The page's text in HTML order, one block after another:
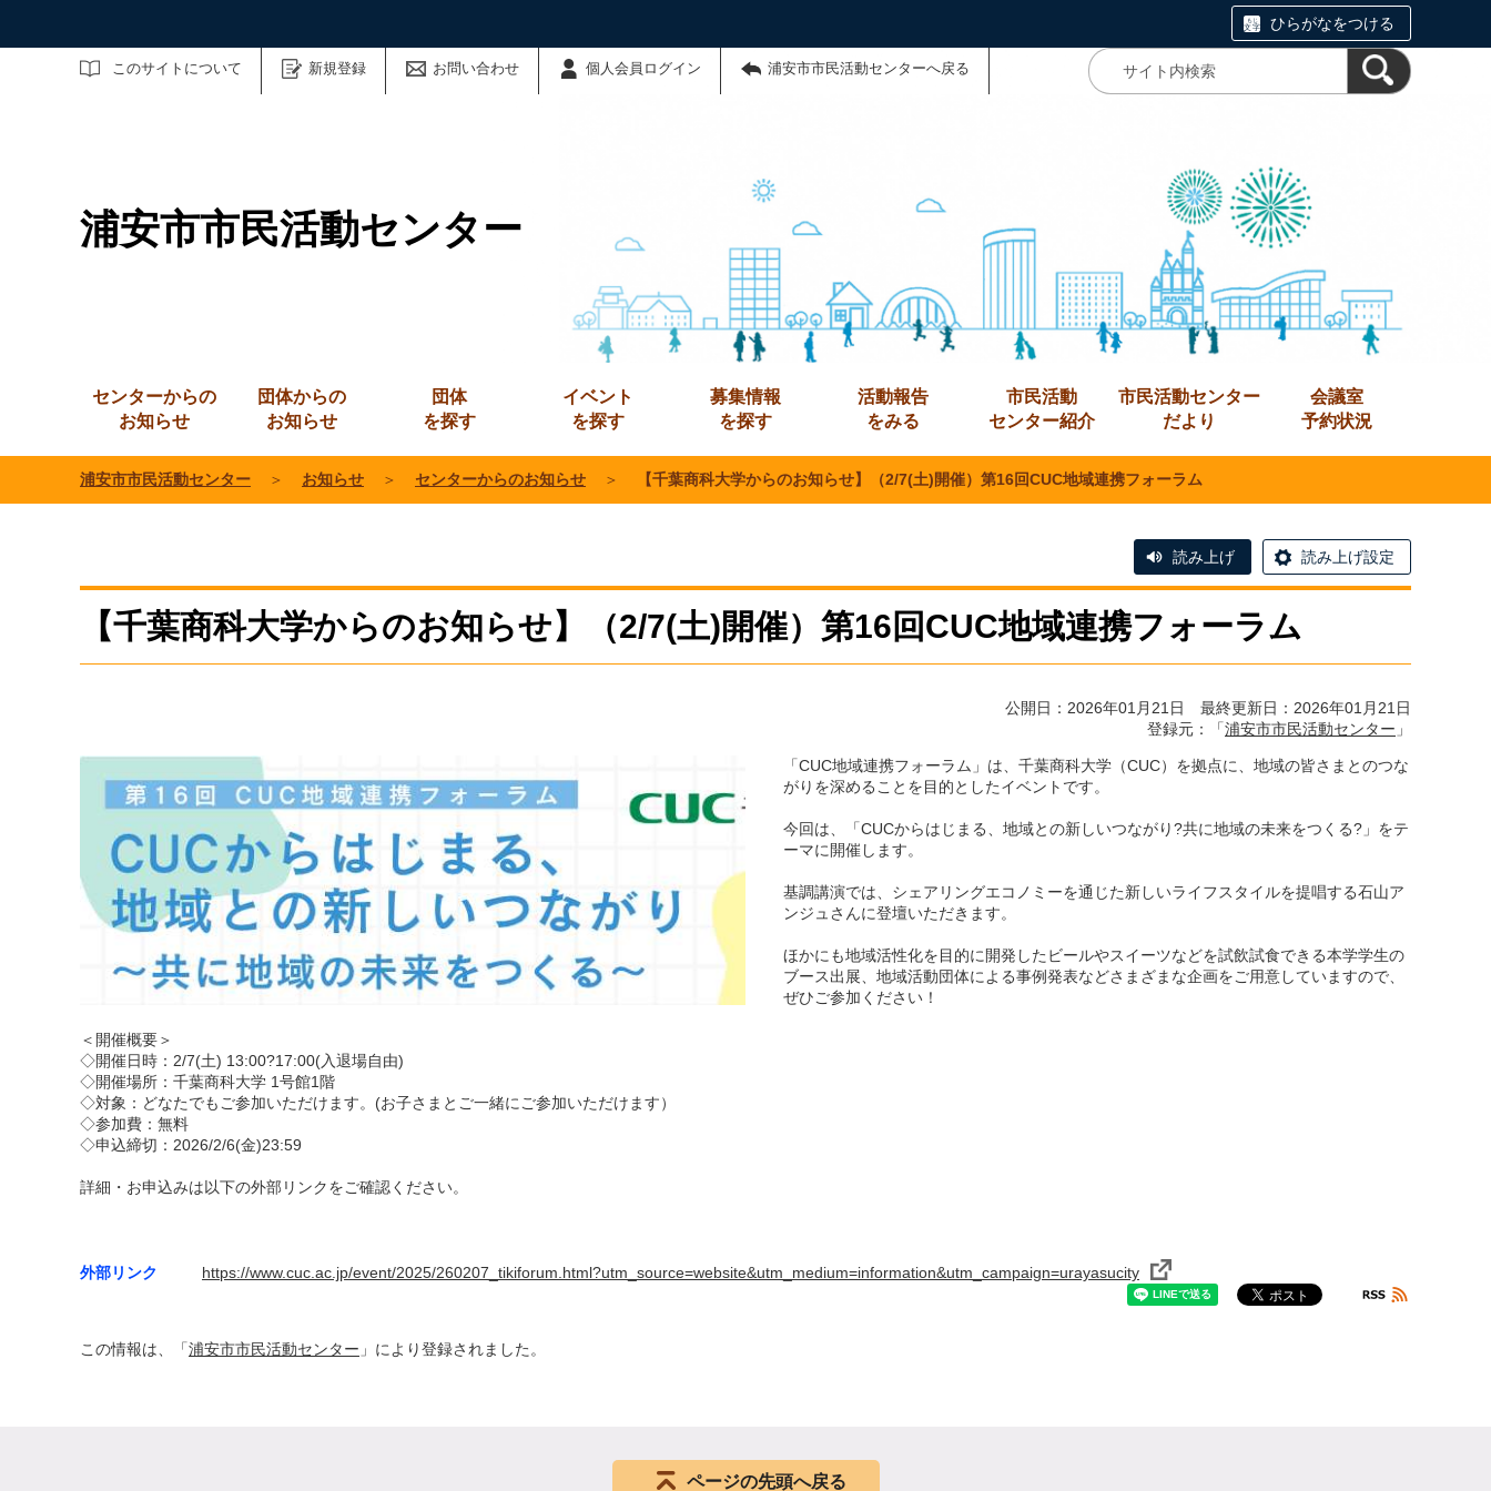
ひらがなをつける
このサイトについて 新規登録 お問い合わせ 個人会員ログイン 浦安市市民活動センターへ戻る
サイト内検索
浦安市市民活動センター
センターからの
お知らせ
団体からの
お知らせ
団体
を探す
イベント
を探す
募集情報
を探す
活動報告
をみる
市民活動
センター紹介
市民活動センター
だより
会議室
予約状況
浦安市市民活動センター ＞ お知らせ ＞ センターからのお知らせ ＞ 【千葉商科大学からのお知らせ】（2/7(土)開催）第16回CUC地域連携フォーラム
読み上げ 読み上げ設定
【千葉商科大学からのお知らせ】（2/7(土)開催）第16回CUC地域連携フォーラム
公開日：2026年01月21日 最終更新日：2026年01月21日
登録元：「浦安市市民活動センター 」
「CUC地域連携フォーラム」は、千葉商科大学（CUC）を拠点に、地域の皆さまとのつな
がりを深めることを目的としたイベントです。
今回は、「CUCからはじまる、地域との新しいつながり?共に地域の未来をつくる?」をテ
ーマに開催します。
基調講演では、シェアリングエコノミーを通じた新しいライフスタイルを提唱する石山ア
ンジュさんに登壇いただきます。
ほかにも地域活性化を目的に開発したビールやスイーツなどを試飲試食できる本学学生の
ブース出展、地域活動団体による事例発表などさまざまな企画をご用意していますので、
ぜひご参加ください！
＜開催概要＞
◇開催日時：2/7(土) 13:00?17:00(入退場自由)
◇開催場所：千葉商科大学 1号館1階
◇対象：どなたでもご参加いただけます。(お子さまとご一緒にご参加いただけます）
◇参加費：無料
◇申込締切：2026/2/6(金)23:59
詳細・お申込みは以下の外部リンクをご確認ください。
外部リンク https://www.cuc.ac.jp/event/2025/260207_tikiforum.html?utm_source=website&utm_medium=information&utm_campaign=urayasucity
この情報は、「浦安市市民活動センター 」により登録されました。
ページの先頭へ戻る